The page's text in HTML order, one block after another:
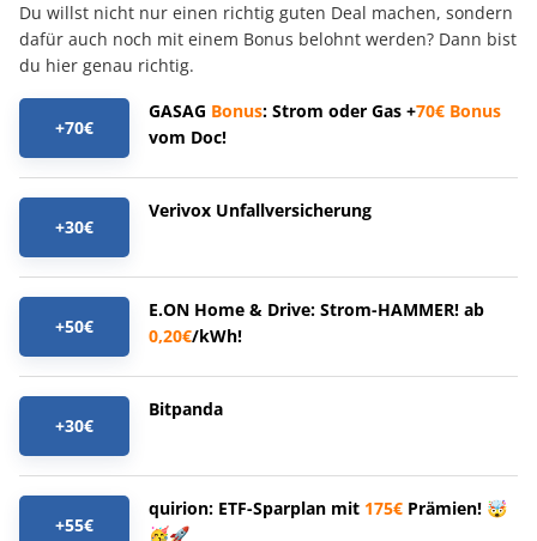
Du willst nicht nur einen richtig guten Deal machen, sondern
dafür auch noch mit einem Bonus belohnt werden? Dann bist
du hier genau richtig.
+70€
GASAG Bonus: Strom oder Gas +70€ Bonus
vom Doc!
+30€
Verivox Unfallversicherung
+50€
E.ON Home & Drive: Strom-HAMMER! ab
0,20€/kWh!
+30€
Bitpanda
+55€
quirion: ETF-Sparplan mit 175€ Prämien! 🤯
🥳🚀